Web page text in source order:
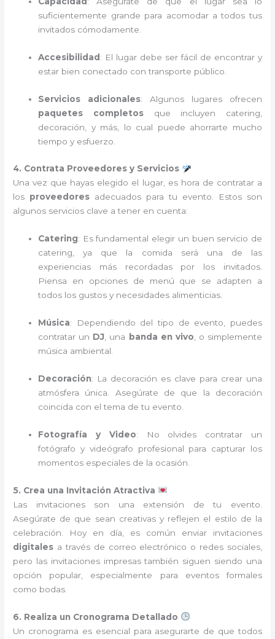
suficientemente grande para acomodar a todos tus
invitados cómodamente.
Accesibilidad : El lugar debe ser fácil de encontrar y
estar bien conectado con transporte público.
Servicios adicionales: Algunos lugares ofrecen
paquetes completosque incluyen catering,
decoración, y más, lo cual puede ahorrarte mucho
tiempo y esfuerzo.
4. Contrata Proveedores y Servicios
Una vez que hayas elegido el lugar, es hora de contratar a
los proveedores adecuados para tu evento. Estos son
algunos servicios clave a tener en cuenta:
Catering: Es fundamental elegir un buen servicio de
catering, ya que la comida será una de las
experiencias más recordadas por los invitados.
Piensa en opciones de menú que se adapten a
todos los gustos y necesidades alimenticias.
Música: Dependiendo del tipo de evento, puedes
contratar un DJ , una banda en vivo , o simplemente
música ambiental.
Decoración: La decoración es clave para crear una
atmósfera única. Asegúrate de que la decoración
coincida con el tema de tu evento.
Fotografía y Video: No olvides contratar un
fotógrafo y videógrafo profesional para capturar los
momentos especiales de la ocasión.
5. Crea una Invitación Atractiva
Las invitaciones son una extensión de tu evento.
Asegúrate de que sean creativas y reflejen el estilo de la
celebración. Hoy en día, es común enviar invitaciones
digitales a través de correo electrónico o redes sociales,
pero las invitaciones impresas también siguen siendo una
opción popular, especialmente para eventos formales
como bodas.
6. Realiza un Cronograma Detallado
Un cronograma es esencial para asegurarte de que todos